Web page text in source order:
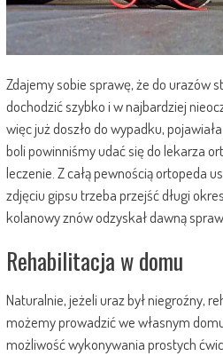
Zdajemy sobie sprawę, że do urazów
dochodzić szybko i w najbardziej
więc już doszło do wypadku,
boli powinniśmy udać się do lekarza
leczenie.Z całą pewnością ortopeda
zdjęciu gipsu trzeba przejść długi
kolanowy znów odzyskał dawną
Rehabilitacja w domu
Naturalnie, jeżeli uraz był niegroźny,
możemy prowadzić we własnym
możliwość wykonywania prostych